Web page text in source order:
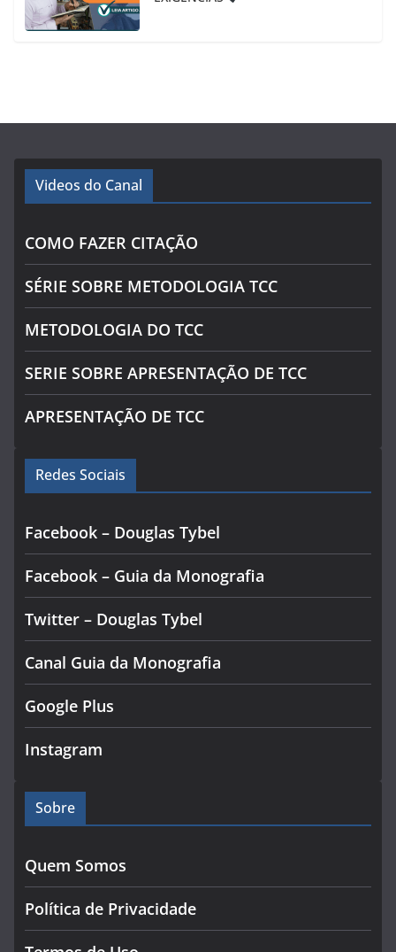
Videos do Canal
COMO FAZER CITAÇÃO
SÉRIE SOBRE METODOLOGIA TCC
METODOLOGIA DO TCC
SERIE SOBRE APRESENTAÇÃO DE TCC
APRESENTAÇÃO DE TCC
Redes Sociais
Facebook – Douglas Tybel
Facebook – Guia da Monografia
Twitter – Douglas Tybel
Canal Guia da Monografia
Google Plus
Instagram
Sobre
Quem Somos
Política de Privacidade